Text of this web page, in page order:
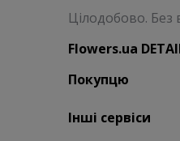
Цілодобово. Без
Flowers.ua
Покупцю
Інші сервіси